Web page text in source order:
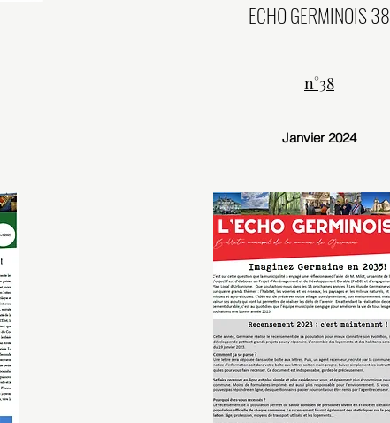
ECHO GERMINOIS 38
n°38
Janvier 2024